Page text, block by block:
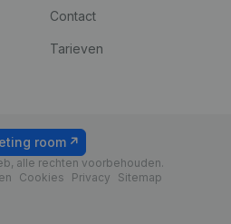
Contact
Tarieven
alle rechten voorbehouden.
Cookies Privacy Sitemap
room